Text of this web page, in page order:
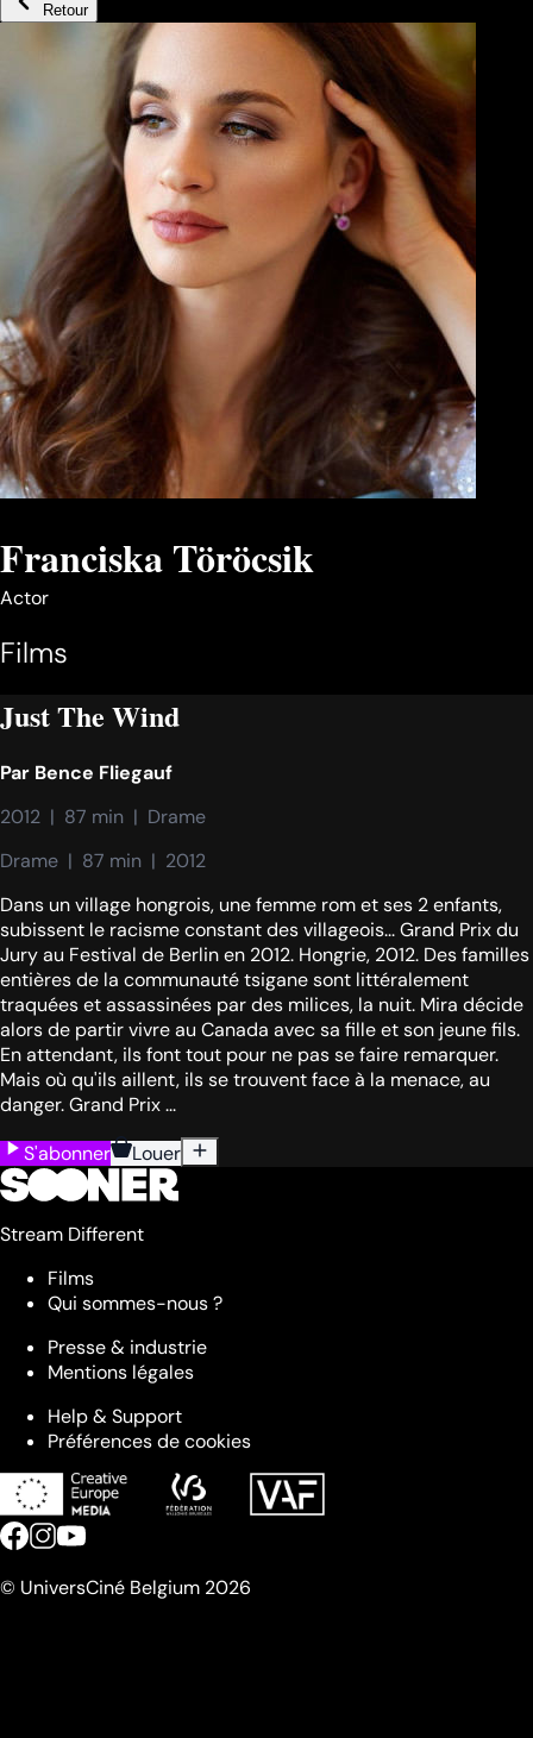
Retour
Franciska Töröcsik
Actor
Films
Just The Wind
Par Bence Fliegauf
2012  |  87 min  |  Drame
Drame  |  87 min  |  2012
Dans un village hongrois, une femme rom et ses 2 enfants,
subissent le racisme constant des villageois... Grand Prix du
Jury au Festival de Berlin en 2012. Hongrie, 2012. Des familles
entières de la communauté tsigane sont littéralement
traquées et assassinées par des milices, la nuit. Mira décide
alors de partir vivre au Canada avec sa fille et son jeune fils.
En attendant, ils font tout pour ne pas se faire remarquer.
Mais où qu'ils aillent, ils se trouvent face à la menace, au
danger. Grand Prix ...
S'abonner
Louer
Stream Different
Films
Qui sommes-nous ?
Presse & industrie
Mentions légales
Help & Support
Préférences de cookies
© UniversCiné Belgium 2026